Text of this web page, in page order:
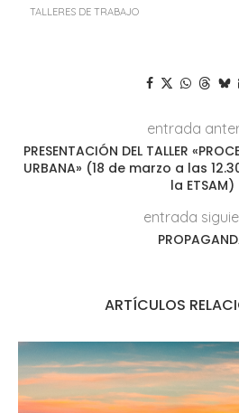
TALLERES DE TRABAJO
entrada
PRESENTACIÓN DEL TALLER
URBANA» (18 de marzo a las
la ETSAM)
entrada
ARTÍCULOS